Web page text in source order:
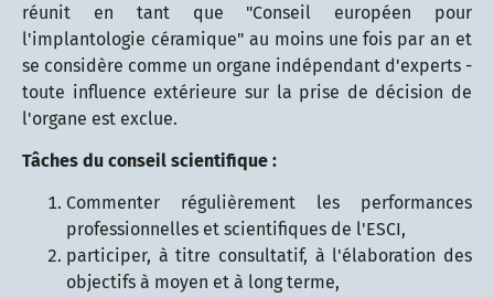
réunit en tant que "Conseil européen pour
l'implantologie céramique" au moins une fois par an et
se considère comme un organe indépendant d'experts -
toute influence extérieure sur la prise de décision de
l'organe est exclue.
Tâches du conseil scientifique :
Commenter régulièrement les performances
professionnelles et scientifiques de l'ESCI,
participer, à titre consultatif, à l'élaboration des
objectifs à moyen et à long terme,